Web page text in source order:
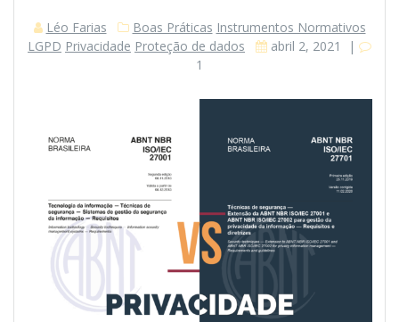
Léo Farias Boas Práticas Instrumentos Normativos
LGPD Privacidade Proteção de dados abril 2, 2021
|
1